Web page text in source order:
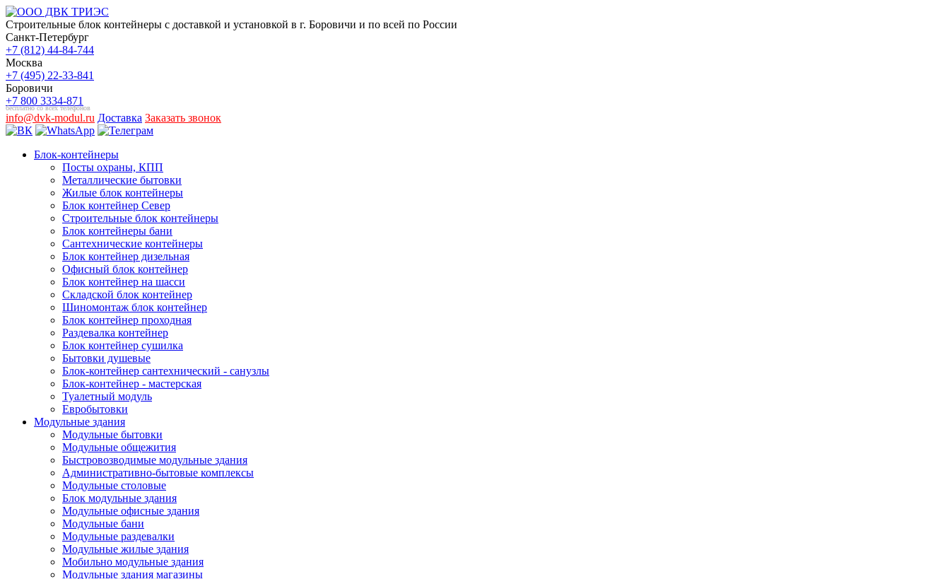
Строительные блок контейнеры с доставкой и установкой в г. Боровичи и по всей по России
Санкт-Петербург
+7 (812) 44-84-744
Москва
+7 (495) 22-33-841
Боровичи
+7 800 3334-871
бесплатно со всех телефонов
info@dvk-modul.ru Доставка Заказать звонок
Блок-контейнеры
Посты охраны, КПП
Металлические бытовки
Жилые блок контейнеры
Блок контейнер Север
Строительные блок контейнеры
Блок контейнеры бани
Сантехнические контейнеры
Блок контейнер дизельная
Офисный блок контейнер
Блок контейнер на шасси
Складской блок контейнер
Шиномонтаж блок контейнер
Блок контейнер проходная
Раздевалка контейнер
Блок контейнер сушилка
Бытовки душевые
Блок-контейнер сантехнический - санузлы
Блок-контейнер - мастерская
Туалетный модуль
Евробытовки
Модульные здания
Модульные бытовки
Модульные общежития
Быстровозводимые модульные здания
Административно-бытовые комплексы
Модульные столовые
Блок модульные здания
Модульные офисные здания
Модульные бани
Модульные раздевалки
Модульные жилые здания
Мобильно модульные здания
Модульные здания магазины